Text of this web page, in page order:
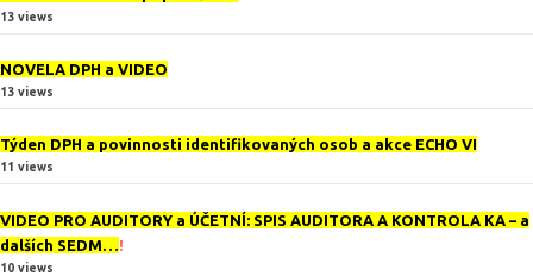
13 views
NOVELA DPH a VIDEO
13 views
Týden DPH a povinnosti identifikovaných osob a akce ECHO VI
11 views
VIDEO PRO AUDITORY a ÚČETNÍ: SPIS AUDITORA A KONTROLA KA – a
dalších SEDM…!
10 views